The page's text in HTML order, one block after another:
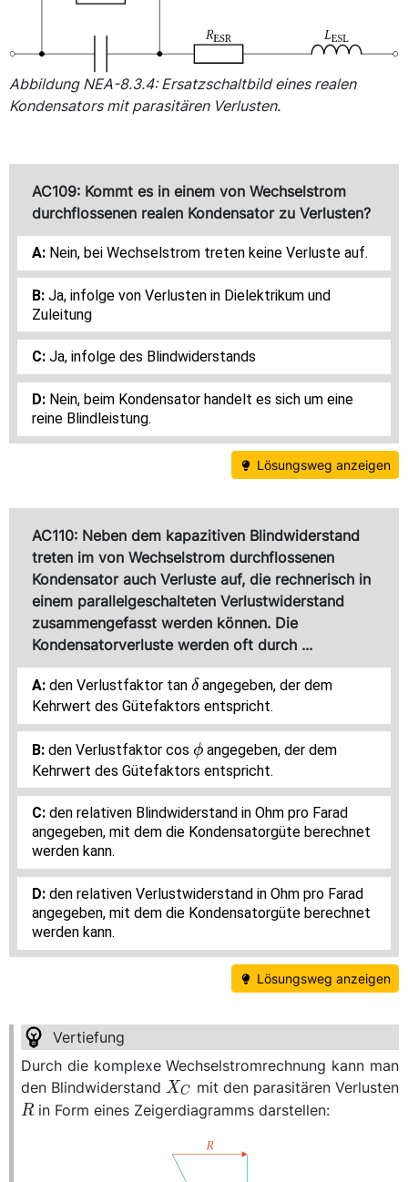
Abbildung NEA-8.3.4: Ersatzschaltbild eines realen
Kondensators mit parasitären Verlusten.
AC109: Kommt es in einem von Wechselstrom
durchflossenen realen Kondensator zu Verlusten?
Nein, bei Wechselstrom treten keine Verluste auf.
Ja, infolge von Verlusten in Dielektrikum und
Zuleitung
Ja, infolge des Blindwiderstands
Nein, beim Kondensator handelt es sich um eine
reine Blindleistung.
Lösungsweg anzeigen
AC110: Neben dem kapazitiven Blindwiderstand
treten im von Wechselstrom durchflossenen
Kondensator auch Verluste auf, die rechnerisch in
einem parallelgeschalteten Verlustwiderstand
zusammengefasst werden können. Die
Kondensatorverluste werden oft durch ...
den Verlustfaktor tan \delta
δ angegeben, der dem
Kehrwert des Gütefaktors entspricht.
den Verlustfaktor cos \phi
ϕangegeben, der dem
Kehrwert des Gütefaktors entspricht.
den relativen Blindwiderstand in Ohm pro Farad
angegeben, mit dem die Kondensatorgüte berechnet
werden kann.
den relativen Verlustwiderstand in Ohm pro Farad
angegeben, mit dem die Kondensatorgüte berechnet
werden kann.
Lösungsweg anzeigen
Durch die komplexe Wechselstromrechnung kann man
den Blindwiderstand X_C
XC mit den parasitären Verlusten
R
Rin Form eines Zeigerdiagramms darstellen: